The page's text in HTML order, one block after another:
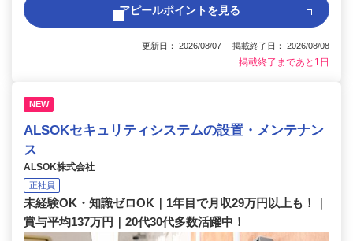
アピールポイントを見る
更新日： 2026/08/07 掲載終了日： 2026/08/08
掲載終了まであと1日
NEW
ALSOKセキュリティシステムの設置・メンテナン
ス
ALSOK株式会社
正社員
未経験OK・知識ゼロOK｜1年目で月収29万円以上も！｜
賞与平均137万円｜20代30代多数活躍中！